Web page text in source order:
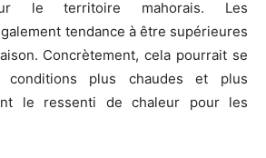
le territoire mahorais. Les
tendance à être supérieures
Concrètement, cela pourrait se
plus chaudes et plus
le ressenti de chaleur pour les